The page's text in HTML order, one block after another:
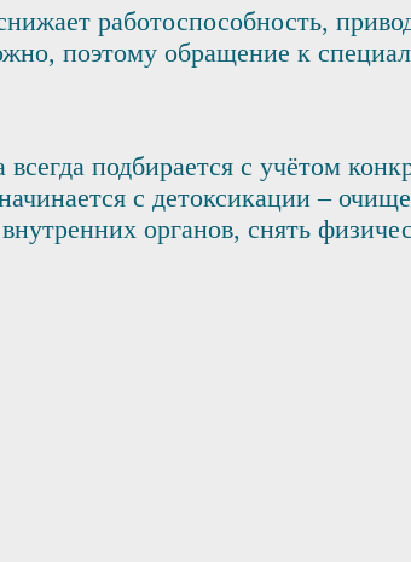
работоспособность,
поэтому обращение к
подбирается с учётом
с детоксикации –
органов, снять